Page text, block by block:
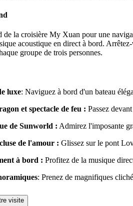
de la croisière My Xuan pour une
acoustique en direct à bord.
groupe de trois personnes.
luxe: Naviguez à bord d'un bateau
et spectacle de feu : Passez
de Sunworld : Admirez l'imposante
de l'amour : Glissez sur le pont
à bord : Profitez de la musique
: Prenez de magnifiques
visite